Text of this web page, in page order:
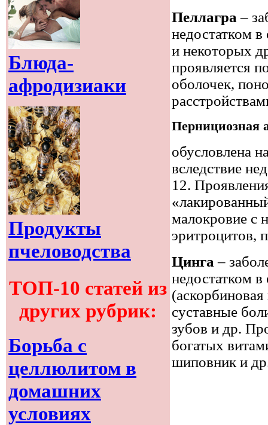
Блюда-
афродизиаки
Продукты
пчеловодства
ТОП-10 статей из
других рубрик:
Борьба с
целлюлитом в
домашних
условиях
Пеллагра –
недостатком
и некоторых
проявляется
оболочек,
Пернициозная
обусловлена
вследствие
12.
малокровие с
эритроцитов,
Цинга –
недостатком
суставные
зубов и др.
богатых
шиповник и